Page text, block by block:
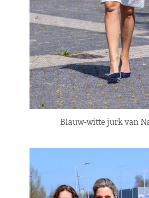
Blauw-witte jurk van